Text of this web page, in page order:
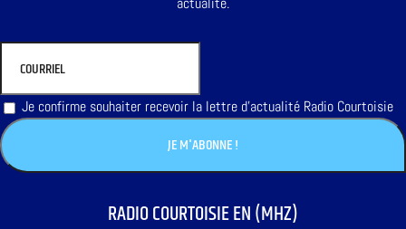
Je confirme souhaiter recevoir la lettre d'actualité Radio Courtoisie
RADIO COURTOISIE EN (MHZ)